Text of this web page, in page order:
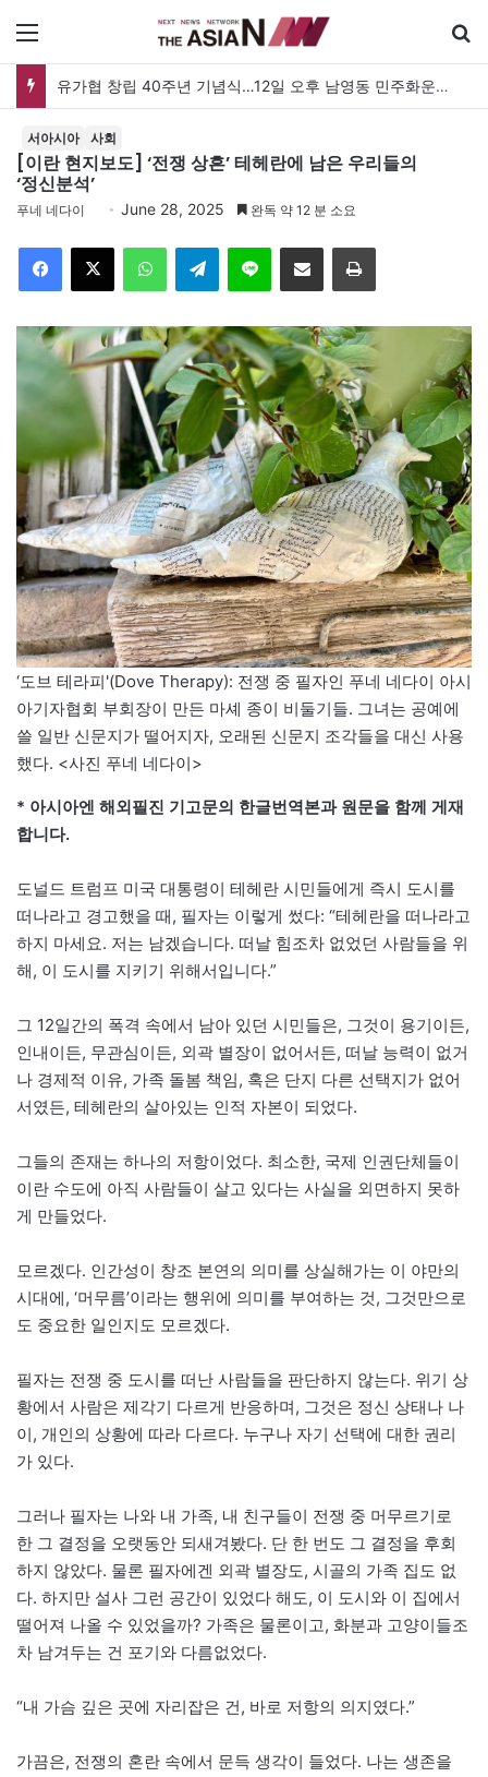
메뉴
유가협 창립 40주년 기념식…12일 오후 남영동 민주화운동기념관
서아시아 사회
[이란 현지보도] ‘전쟁 상흔’ 테헤란에 남은 우리들의
‘정신분석’
푸네 네다이 June 28, 2025 완독 약 12 분 소요
Facebook
X WhatsAppTelegramLine 이메일 인쇄
‘도브 테라피'(Dove Therapy): 전쟁 중 필자인 푸네 네다이 아시
아기자협회 부회장이 만든 마셰 종이 비둘기들. 그녀는 공예에
쓸 일반 신문지가 떨어지자, 오래된 신문지 조각들을 대신 사용
했다. <사진 푸네 네다이>
* 아시아엔 해외필진 기고문의 한글번역본과 원문을 함께 게재
합니다.
도널드 트럼프 미국 대통령이 테헤란 시민들에게 즉시 도시를
떠나라고 경고했을 때, 필자는 이렇게 썼다: “테헤란을 떠나라고
하지 마세요. 저는 남겠습니다. 떠날 힘조차 없었던 사람들을 위
해, 이 도시를 지키기 위해서입니다.”
그 12일간의 폭격 속에서 남아 있던 시민들은, 그것이 용기이든,
인내이든, 무관심이든, 외곽 별장이 없어서든, 떠날 능력이 없거
나 경제적 이유, 가족 돌봄 책임, 혹은 단지 다른 선택지가 없어
서였든, 테헤란의 살아있는 인적 자본이 되었다.
그들의 존재는 하나의 저항이었다. 최소한, 국제 인권단체들이
이란 수도에 아직 사람들이 살고 있다는 사실을 외면하지 못하
게 만들었다.
모르겠다. 인간성이 창조 본연의 의미를 상실해가는 이 야만의
시대에, ‘머무름’이라는 행위에 의미를 부여하는 것, 그것만으로
도 중요한 일인지도 모르겠다.
필자는 전쟁 중 도시를 떠난 사람들을 판단하지 않는다. 위기 상
황에서 사람은 제각기 다르게 반응하며, 그것은 정신 상태나 나
이, 개인의 상황에 따라 다르다. 누구나 자기 선택에 대한 권리
가 있다.
그러나 필자는 나와 내 가족, 내 친구들이 전쟁 중 머무르기로
한 그 결정을 오랫동안 되새겨봤다. 단 한 번도 그 결정을 후회
하지 않았다. 물론 필자에겐 외곽 별장도, 시골의 가족 집도 없
다. 하지만 설사 그런 공간이 있었다 해도, 이 도시와 이 집에서
떨어져 나올 수 있었을까? 가족은 물론이고, 화분과 고양이들조
차 남겨두는 건 포기와 다름없었다.
“내 가슴 깊은 곳에 자리잡은 건, 바로 저항의 의지였다.”
가끔은, 전쟁의 혼란 속에서 문득 생각이 들었다. 나는 생존을